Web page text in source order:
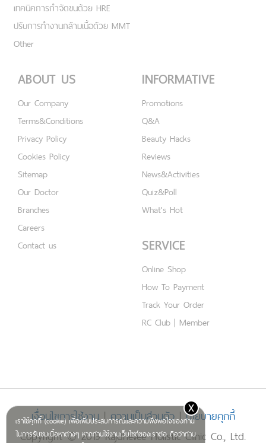
เราใช้คุกกี้ (cookie) เพื่อเพิ่มประสบการณ์และความพึงพอใจของท่าน
ในการรับชมเนื้อหาต่างๆ หากท่านใช้งานเว็บไซต์ของเราต่อ ถือว่าท่าน
x
เทคนิคการกำจัดขนด้วย HRE
ปรับการทำงานกล้ามเนื้อด้วย MMT
Other
ABOUT US
Our Company
Terms&Conditions
Privacy Policy
Cookies Policy
Sitemap
Our Doctor
Branches
Careers
Contact us
INFORMATIVE
Promotions
Q&A
Beauty Hacks
Reviews
News&Activities
Quiz&Poll
What's Hot
SERVICE
Online Shop
How To Payment
Track Your Order
RC Club | Member
เงื่อนไขการใช้งาน|ความเป็นส่วนตัว|นโยบายคุกกี้
Copyright © 2019 Rajdhevee Holistic Clinic Co., Ltd.